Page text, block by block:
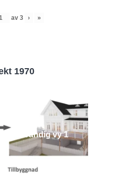
av 3 › »
1970
- Utvändig vy 1